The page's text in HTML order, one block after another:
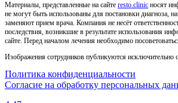
Материалы, представленные на сайте resto.clinic носят
не могут быть использованы для постановки диагноза,
заменяют прием врача. Компания не несёт
последствия, возникшие в результате использования
сайте. Перед началом лечения необходимо
Изображения сотрудников публикуются исключительно
Политика конфиденциальности
Согласие на обработку персональных